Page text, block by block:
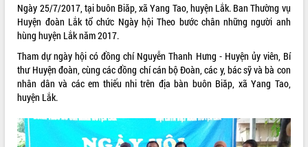
SỞ, BAN, NGÀNH
THÔNG TIN CHỈ ĐẠO ĐIỀU HÀNH
HỆ THỐNG VĂN BẢN
VĂN BẢN HĐND TỈNH
Ngày 25/7/2017, tại buôn Biăp, xã Yang Tao, huyện Lắk. Ban Thường vụ
Huyện đoàn Lắk tổ chức Ngày hội Theo bước chân những người anh
hùng huyện Lắk năm 2017.
Tham dự ngày hội có đồng chí Nguyễn Thanh Hưng - Huyện ủy viên, Bí
thư Huyện đoàn, cùng các đồng chí cán bộ Đoàn, các y, bác sỹ và bà con
nhân dân và các em thiếu nhi trên địa bàn buôn Biăp, xã Yang Tao,
huyện Lắk.